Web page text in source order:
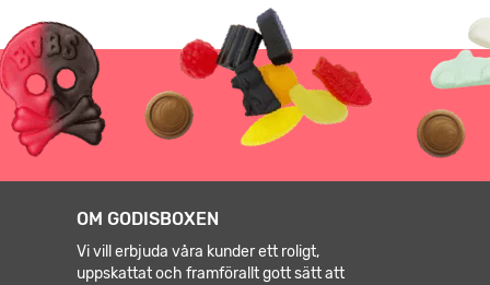
OM GODISBOXEN
Vi vill erbjuda våra kunder ett roligt,
uppskattat och framförallt gott sätt att